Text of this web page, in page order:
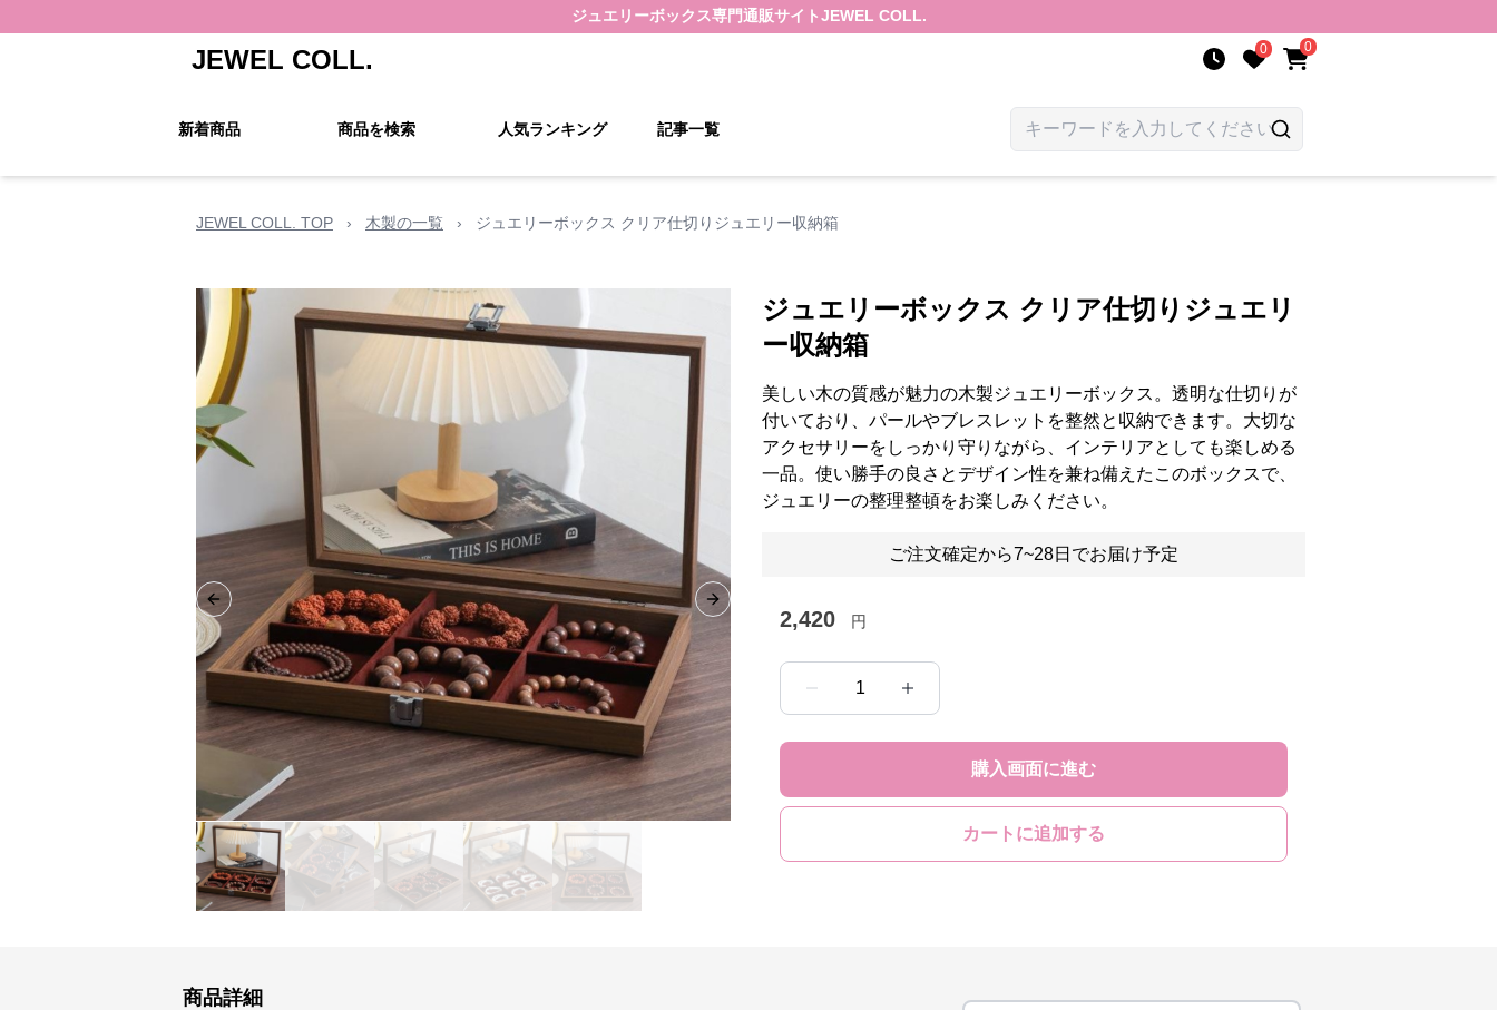
ジュエリーボックス専門通販サイトJEWEL COLL.
JEWEL COLL. 0 0
新着商品 商品を検索 人気ランキング 記事一覧
JEWEL COLL. TOP › 木製の一覧 › ジュエリーボックス クリア仕切りジュエリー収納箱
Previous slide Next slide
ジュエリーボックス クリア仕切りジュエリ
ー収納箱
美しい木の質感が魅力の木製ジュエリーボックス。透明な仕切りが
付いており、パールやブレスレットを整然と収納できます。大切な
アクセサリーをしっかり守りながら、インテリアとしても楽しめる
一品。使い勝手の良さとデザイン性を兼ね備えたこのボックスで、
ジュエリーの整理整頓をお楽しみください。
ご注文確定から7~28日でお届け予定
2,420 円
1
購入画面に進む
カートに追加する
商品詳細